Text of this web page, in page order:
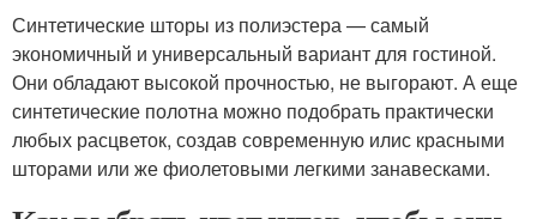
Синтетические шторы из полиэстера — самый
экономичный и универсальный вариант для гостиной.
Они обладают высокой прочностью, не выгорают. А еще
синтетические полотна можно подобрать практически
любых расцветок, создав современную илис красными
шторами или же фиолетовыми легкими занавесками.